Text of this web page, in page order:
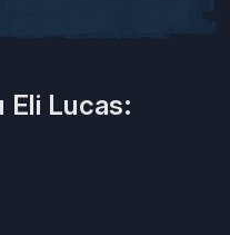
Lucas: